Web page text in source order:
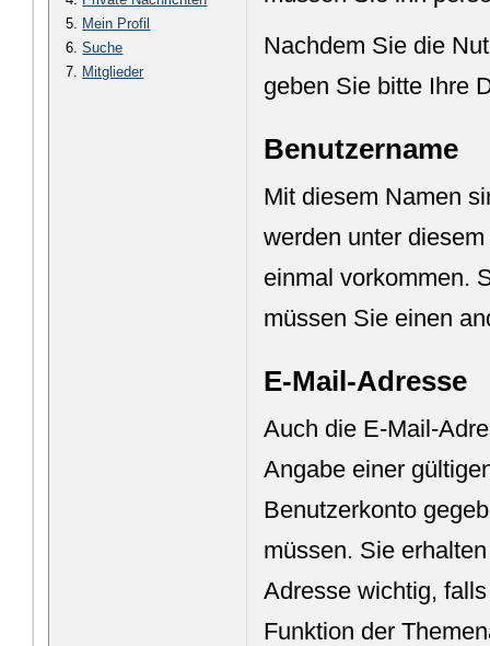
Mein Profil
Suche
Mitglieder
Nachdem Sie die
geben Sie bitte Ihre
Benutzername
Mit diesem Namen
werden unter
einmal vorkommen.
müssen Sie einen
E-Mail-Adresse
Auch die E-Mail-
Angabe einer
Benutzerkonto
müssen. Sie
Adresse wichtig,
Funktion der